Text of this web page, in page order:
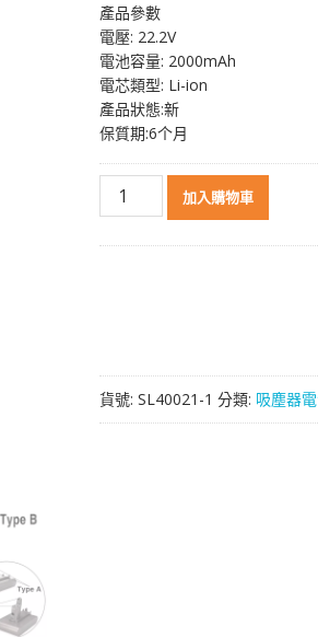
NT$ 1,323。
產品參數
電壓: 22.2V
電池容量: 2000mAh
電芯類型: Li-ion
產品狀態:新
保質期:6个月
戴
森
DC34
加入購物車
貨號: SL40021-1 分類: 吸塵器